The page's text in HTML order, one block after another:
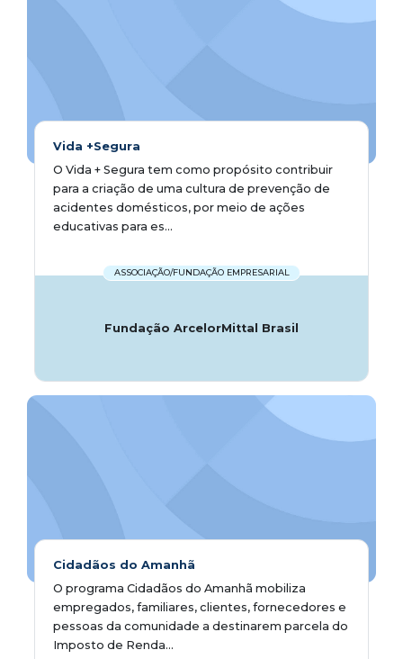
Vida +Segura
O Vida + Segura tem como propósito contribuir
para a criação de uma cultura de prevenção de
acidentes domésticos, por meio de ações
educativas para es...
ASSOCIAÇÃO/FUNDAÇÃO EMPRESARIAL
Fundação ArcelorMittal Brasil
Cidadãos do Amanhã
O programa Cidadãos do Amanhã mobiliza
empregados, familiares, clientes, fornecedores e
pessoas da comunidade a destinarem parcela do
Imposto de Renda...